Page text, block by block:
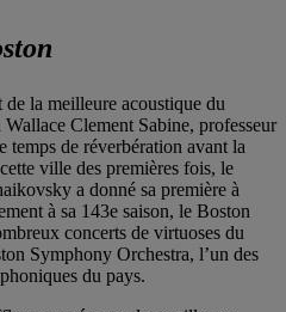
la meilleure acoustique du
Clement Sabine, professeur
temps de réverbération avant la
ville des premières fois, le
a donné sa première à
à sa 143e saison, le Boston
concerts de virtuoses du
Symphony Orchestra, l’un des
du pays.